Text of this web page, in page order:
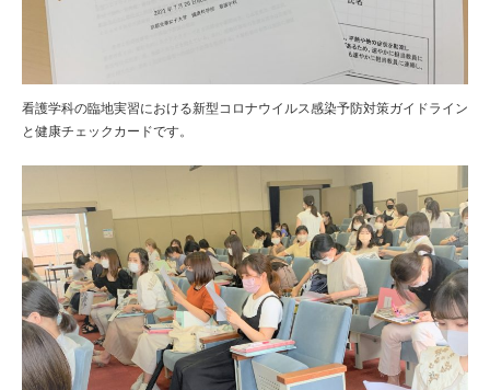
看護学科の臨地実習における新型コロナウイルス感染予防対策ガイドライン
と健康チェックカードです。